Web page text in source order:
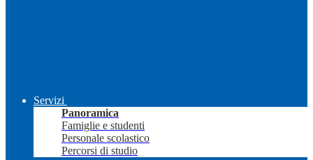
Servizi
Panoramica
Famiglie e studenti
Personale scolastico
Percorsi di studio